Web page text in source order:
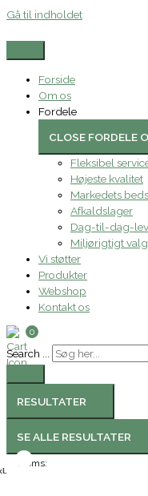
Gå til indholdet
Forside
Om os
Fordele
CLOSE FORDELE
Fleksibel
Højeste kvalitet
Markedets
Afkaldslager
Dag-til-dag-
Miljørigtigt valg
Vi støtter
Produkter
Webshop
Kontakt os
0
Search ...
RESULTATER
SE ALLE RESULTATER
Moms: